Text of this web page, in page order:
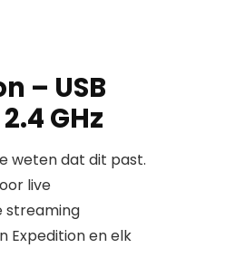
– USB
GHz
weten dat dit past.
live
streaming
Expedition en elk